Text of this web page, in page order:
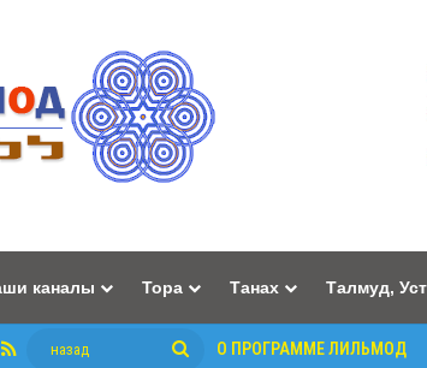
каналы Тора Танах Талмуд,
RSS назадО ПРОГРАММЕ ЛИЛЬМОД